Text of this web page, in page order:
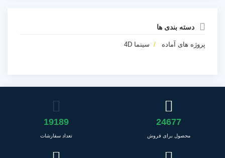
دسته بندی ها
پروژه های آماده سینما 4D
24677
محصول برای فروش
19189
تعداد سفارشات